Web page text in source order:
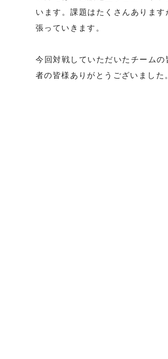
います。課題はたくさんありま
張っていきます。
今回対戦していただいたチーム
者の皆様ありがとうございました